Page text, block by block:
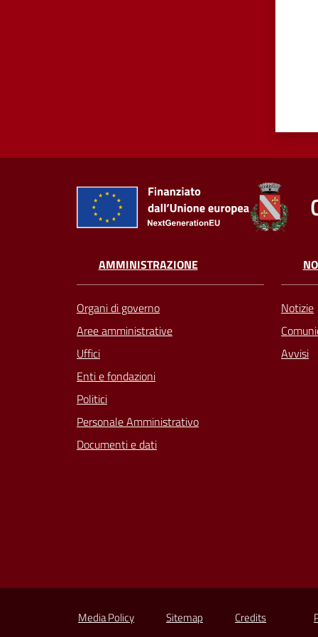
AMMINISTRAZIONE
Organi di governo
Aree amministrative
Uffici
Enti e fondazioni
Politici
Personale Amministrativo
Documenti e dati
Notizie
Avvisi
Media Policy Sitemap Credits